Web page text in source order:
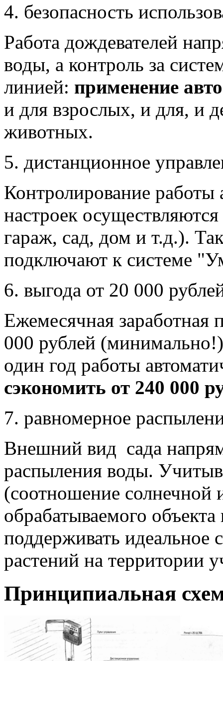
4. безопасность
Работа дождевателей
воды, а контроль за
линией: применение
и для взрослых, и для, и
животных.
5. дистанционное
Контролирование работы
настроек
гараж, сад, дом и т.д.).
подключают к системе
6. выгода от 20 000
Ежемесячная заработная
000 рублей
один год работы
сэкономить от 240 000
7. равномерное
Внешний вид сада
распыления воды.
(соотношение солнечной
обрабатываемого
поддерживать идеальное
растений на территории
Принципиальная